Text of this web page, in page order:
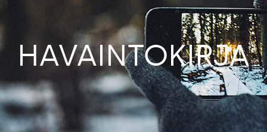
HAVAINTOKIRJA